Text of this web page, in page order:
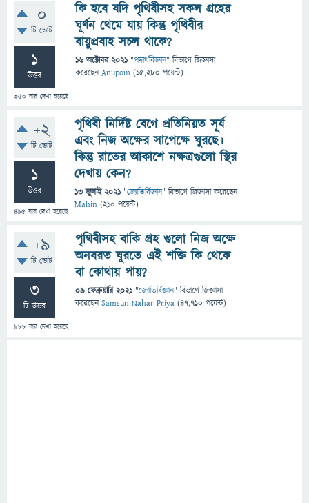
0
টি ভোট
1
উত্তর
350 বার দেখা হয়েছে
কি হবে যদি পৃথিবীসহ সকল গ্রহের
ঘূর্ণন থেমে যায় কিন্তু পৃথিবীর
বায়ুপ্রবাহ সচল থাকে?
16 অক্টোবর 2021 "পদার্থবিজ্ঞান" বিভাগে জিজ্ঞাসা
করেছেনAnupom (15,280 পয়েন্ট)
+2
টি ভোট
1
উত্তর
495 বার দেখা হয়েছে
পৃথিবী নির্দিষ্ট বেগে প্রতিনিয়ত সূর্য
এবং নিজ অক্ষের সাপেক্ষে ঘুরছে।
কিন্তু রাতের আকাশে নক্ষত্রগুলো স্থির
দেখায় কেন?
13 জুলাই 2021 "জ্যোতির্বিজ্ঞান" বিভাগে জিজ্ঞাসাকরেছেন
Mahin (210 পয়েন্ট)
+9
টি ভোট
3
টি উত্তর
988 বার দেখা হয়েছে
পৃথিবীসহ বাকি গ্রহ গুলো নিজ অক্ষে
অনবরত ঘুরতে এই শক্তি কি থেকে
বা কোথায় পায়?
09 ফেব্রুয়ারি 2021 "জ্যোতির্বিজ্ঞান" বিভাগে জিজ্ঞাসা
করেছেনSamsun Nahar Priya (47,710 পয়েন্ট)